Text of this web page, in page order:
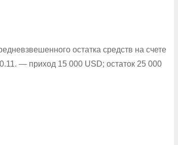
остатка средств на счете
— приход 15 000 USD; остаток 25 000